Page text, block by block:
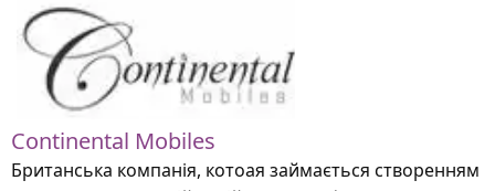
Continental Mobiles
Британська компанія, котоая займається створенням